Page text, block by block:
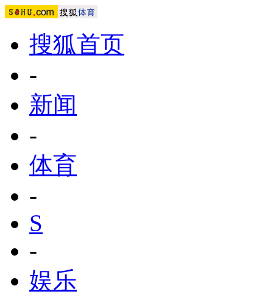
搜狐首页
-
新闻
-
体育
-
S
-
娱乐